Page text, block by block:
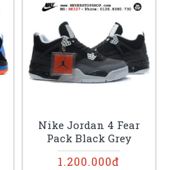
Nike Jordan 4 Fear
Pack Black Grey
1.200.000đ